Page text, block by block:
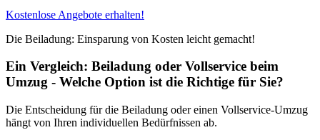
Kostenlose Angebote erhalten!
Die Beiladung: Einsparung von Kosten leicht gemacht!
Ein Vergleich: Beiladung oder Vollservice beim
Umzug - Welche Option ist die Richtige für Sie?
Die Entscheidung für die Beiladung oder einen Vollservice-Umzug
hängt von Ihren individuellen Bedürfnissen ab.